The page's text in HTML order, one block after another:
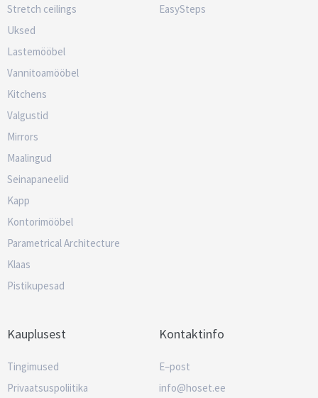
Stretch ceilings
Uksed
Lastemööbel
Vannitoamööbel
Kitchens
Valgustid
Mirrors
Maalingud
Seinapaneelid
Kapp
Kontorimööbel
Parametrical Architecture
Klaas
Pistikupesad
EasySteps
Kauplusest
Tingimused
Privaatsuspoliitika
Kontaktinfo
E–post
info@hoset.ee